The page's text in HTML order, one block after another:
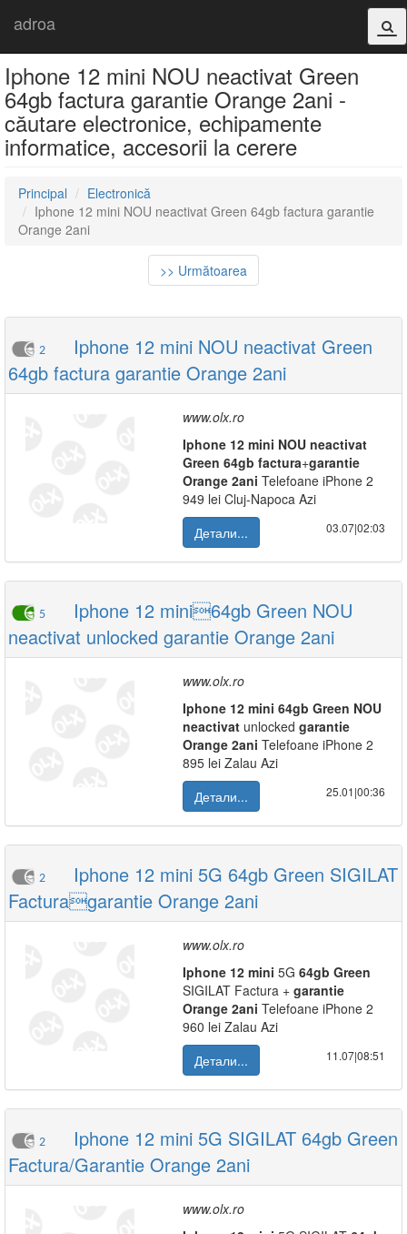
adroa
Iphone 12 mini NOU neactivat Green
64gb factura garantie Orange 2ani -
căutare electronice, echipamente
informatice, accesorii la cerere
Principal
Electronică
Iphone 12 mini NOU neactivat Green 64gb factura garantie
Orange 2ani
>> Următoarea
2
Iphone 12 mini NOU neactivat Green
64gb factura garantie Orange 2ani
www.olx.ro
Iphone 12 mini NOU neactivat
Green 64gb factura+garantie
Orange 2ani Telefoane iPhone 2
949 lei Cluj-Napoca Azi
Детали...
03.07|02:03
5
Iphone 12 mini64gb Green NOU
neactivat unlocked garantie Orange 2ani
www.olx.ro
Iphone 12 mini 64gb Green NOU
neactivat unlocked garantie
Orange 2ani Telefoane iPhone 2
895 lei Zalau Azi
Детали...
25.01|00:36
2
Iphone 12 mini 5G 64gb Green SIGILAT
Facturagarantie Orange 2ani
www.olx.ro
Iphone 12 mini 5G 64gb Green
SIGILAT Factura + garantie
Orange 2ani Telefoane iPhone 2
960 lei Zalau Azi
Детали...
11.07|08:51
2
Iphone 12 mini 5G SIGILAT 64gb Green
Factura/Garantie Orange 2ani
www.olx.ro